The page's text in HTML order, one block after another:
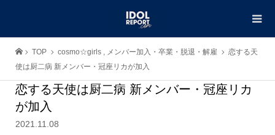
TOP cosmo☆girls , メンバー加入・卒業・脱退・解雇
恋する天
使は厨二病 新メンバー・冠座リカが加入
恋する天使は厨二病 新メンバー・冠座リカ
が加入
2021.11.08